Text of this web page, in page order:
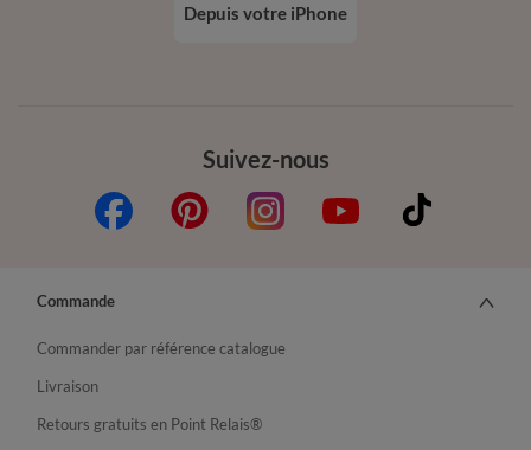
Suivez-nous
Depuis votre iPhone
Commande
Commander par référence catalogue
Livraison
Retours gratuits en Point Relais®